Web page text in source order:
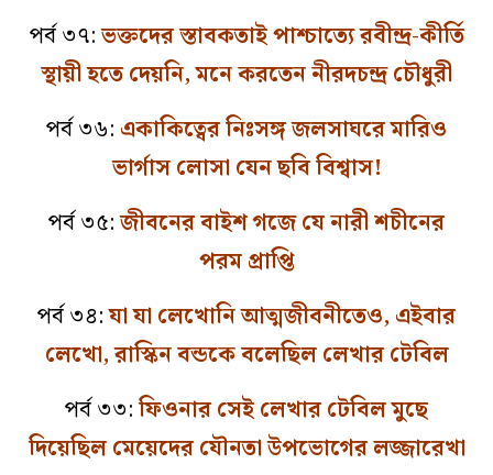
পর্ব ৩৭:ভক্তদের স্তাবকতাই পাশ্চাত্যে রবীন্দ্র-কীর্তি
স্থায়ী হতে দেয়নি, মনে করতেন নীরদচন্দ্র চৌধুরী
পর্ব ৩৬: একাকিত্বের নিঃসঙ্গ জলসাঘরে মারিও
ভার্গাস লোসা যেন ছবি বিশ্বাস!
পর্ব ৩৫:জীবনের বাইশ গজে যে নারী শচীনের
পরম প্রাপ্তি
পর্ব ৩৪:যা যা লেখোনি আত্মজীবনীতেও, এইবার
লেখো, রাস্কিন বন্ডকে বলেছিল লেখার টেবিল
পর্ব ৩৩:ফিওনার সেই লেখার টেবিল মুছে
দিয়েছিল মেয়েদের যৌনতা উপভোগের লজ্জারেখা